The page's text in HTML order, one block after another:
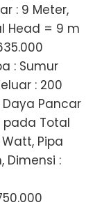
: 9 Meter,
Head = 9 m
: Sumur
: 200
Pancar
pada Total
Pipa
Dimensi :